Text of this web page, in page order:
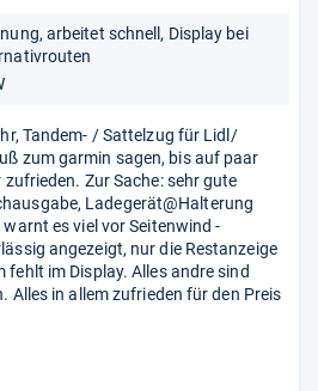
arbeitet schnell, Display bei
Tandem- / Sattelzug für Lidl/
zum garmin sagen, bis auf paar
zufrieden. Zur Sache: sehr gute
Ladegerät@Halterung
es viel vor Seitenwind -
angezeigt, nur die Restanzeige
fehlt im Display. Alles andre sind
Alles in allem zufrieden für den Preis